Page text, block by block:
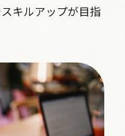
キルアップが目指